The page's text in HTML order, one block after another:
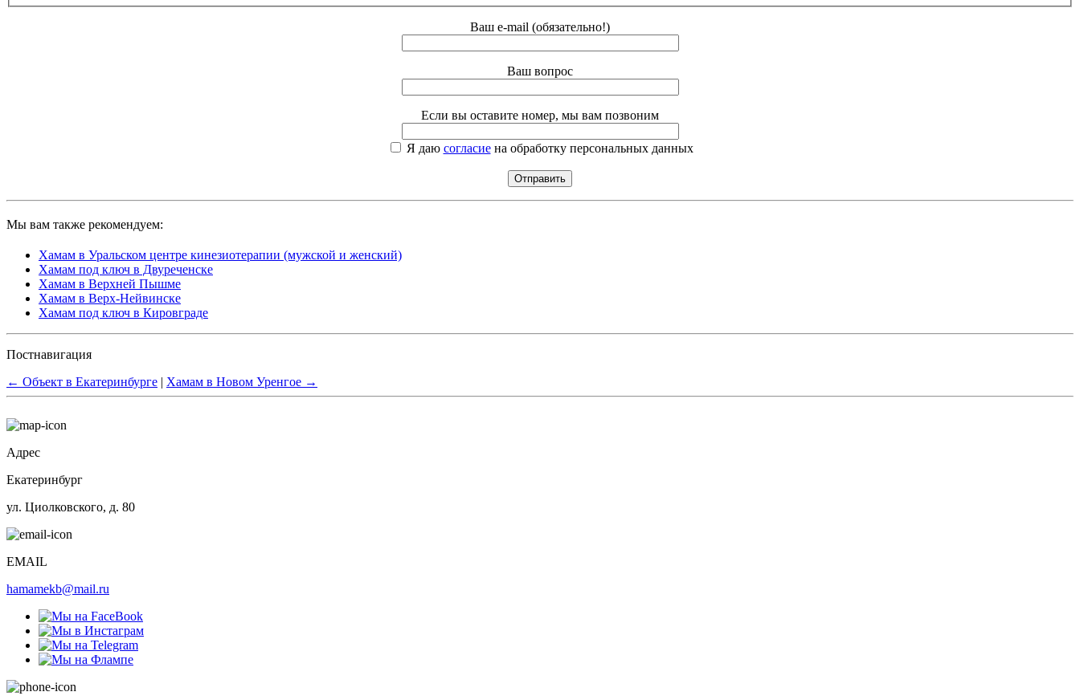
Ваш e-mail (обязательно!)
Ваш вопрос
Если вы оставите номер, мы вам позвоним
Я даю согласиена обработку персональных данных
Мы вам также рекомендуем:
Хамам в Уральском центре кинезиотерапии (мужской и женский)
Хамам под ключ в Двуреченске
Хамам в Верхней Пышме
Хамам в Верх-Нейвинске
Хамам под ключ в Кировграде
Постнавигация
← Объект в Екатеринбурге Хамам в Новом Уренгое →
Адрес
Екатеринбург
ул. Циолковского, д. 80
EMAIL
hamamekb@mail.ru